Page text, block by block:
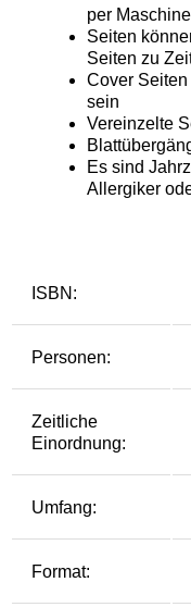
ISBN:
Personen:
Zeitliche
Einordnung:
Umfang:
Format: